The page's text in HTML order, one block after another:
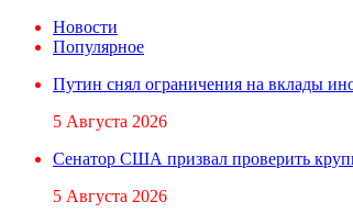
Новости
Популярное
Путин снял ограничения на вклады
5 Августа 2026
Сенатор США призвал проверить
5 Августа 2026